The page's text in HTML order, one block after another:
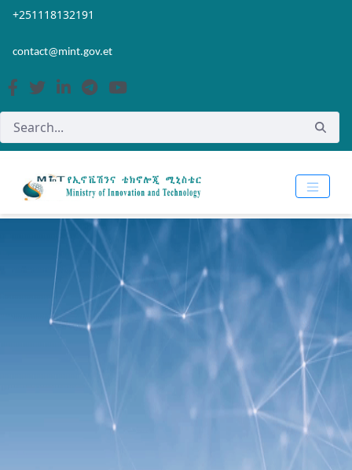
Skip to Main Content
Open Accessibility Menu
+251118132191
contact@mint.gov.et